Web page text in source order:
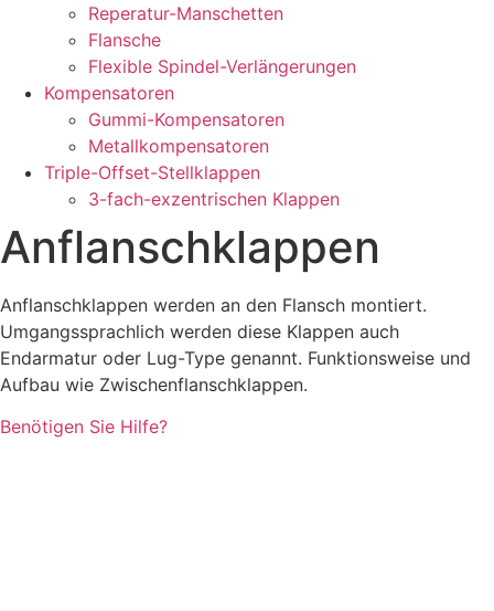
Reperatur-Manschetten
Flansche
Flexible Spindel-Verlängerungen
Kompensatoren
Gummi-Kompensatoren
Metallkompensatoren
Triple-Offset-Stellklappen
3-fach-exzentrischen Klappen
Anflanschklappen
Anflanschklappen werden an den Flansch montiert.
Umgangssprachlich werden diese Klappen auch
Endarmatur oder Lug-Type genannt. Funktionsweise und
Aufbau wie Zwischenflanschklappen.
Benötigen Sie Hilfe?